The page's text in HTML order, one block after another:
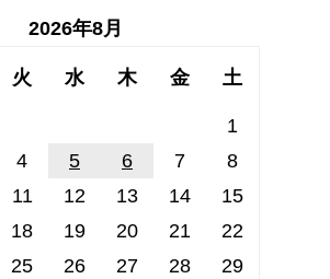
2026年8月
火 水 木 金 土
1
4 5 6 7
8
11 12 13 14
15
18 19 20 21
22
25 26 27 28
29